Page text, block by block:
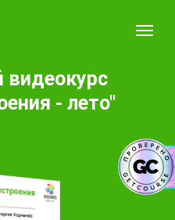
- лето"